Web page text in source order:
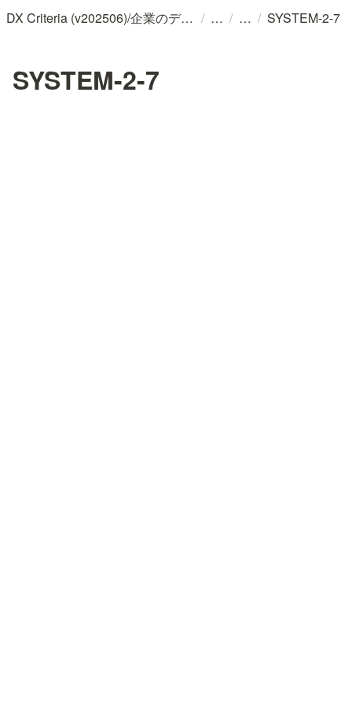
DX Criteria (v202506)/企業のデジタル化とソフトウェア活用のためのガイドライン / / / SYSTEM-2-7
SYSTEM-2-7